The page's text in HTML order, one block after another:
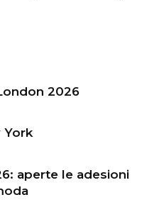
2026
York
aperte le adesioni